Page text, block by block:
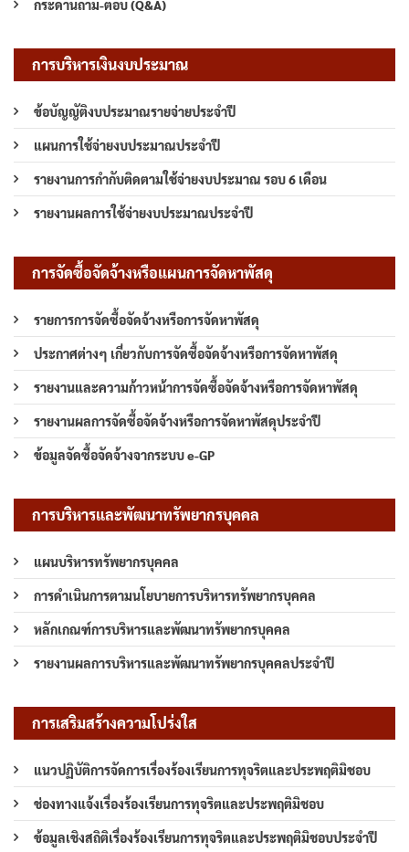
กระดานถาม-ตอบ (Q&A)
การบริหารเงินงบประมาณ
ข้อบัญญัติงบประมาณรายจ่ายประจำปี
แผนการใช้จ่ายงบประมาณประจำปี
รายงานการกำกับติดตามใช้จ่ายงบประมาณ รอบ 6 เดือน
รายงานผลการใช้จ่ายงบประมาณประจำปี
การจัดซื้อจัดจ้างหรือแผนการจัดหาพัสดุ
รายการการจัดซื้อจัดจ้างหรือการจัดหาพัสดุ
ประกาศต่างๆ เกี่ยวกับการจัดซื้อจัดจ้างหรือการจัดหาพัสดุ
รายงานและความก้าวหน้าการจัดซื้อจัดจ้างหรือการจัดหาพัสดุ
รายงานผลการจัดซื้อจัดจ้างหรือการจัดหาพัสดุประจำปี
ข้อมูลจัดซื้อจัดจ้างจากระบบ e-GP
การบริหารและพัฒนาทรัพยากรบุคคล
แผนบริหารทรัพยากรบุคคล
การดำเนินการตามนโยบายการบริหารทรัพยากรบุคคล
หลักเกณฑ์การบริหารและพัฒนาทรัพยากรบุคคล
รายงานผลการบริหารและพัฒนาทรัพยากรบุคคลประจำปี
การเสริมสร้างความโปร่งใส
แนวปฏิบัติการจัดการเรื่องร้องเรียนการทุจริตและประพฤติมิชอบ
ช่องทางแจ้งเรื่องร้องเรียนการทุจริตและประพฤติมิชอบ
ข้อมูลเชิงสถิติเรื่องร้องเรียนการทุจริตและประพฤติมิชอบประจำปี